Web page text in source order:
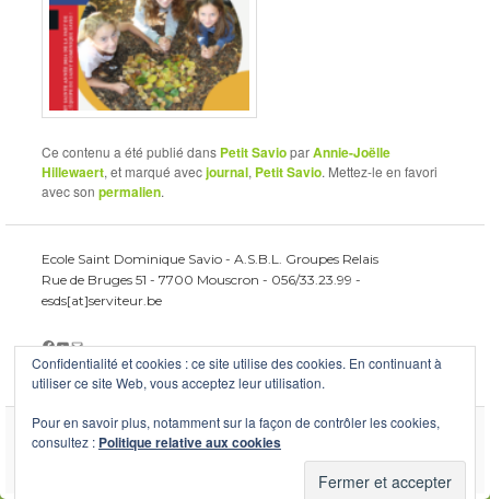
Ce contenu a été publié dans Petit SavioparAnnie-Joëlle
Hillewaert, et marqué avecjournal, Petit Savio. Mettez-le en favori
avec sonpermalien.
Ecole Saint Dominique Savio - A.S.B.L. Groupes Relais
Rue de Bruges 51 - 7700 Mouscron - 056/33.23.99 -
esds[at]serviteur.be
Facebook
YouTube
E-mail
Fièrement propulsé par WordPress
Confidentialité et cookies : ce site utilise des cookies. En continuant à
utiliser ce site Web, vous acceptez leur utilisation.
Pour en savoir plus, notamment sur la façon de contrôler les cookies,
consultez : Politique relative aux cookies